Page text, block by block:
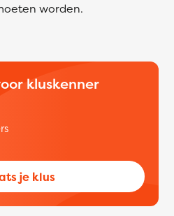
worden.
kluskenner
je klus